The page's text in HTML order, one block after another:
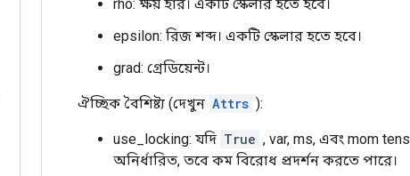
rho: ক্ষয় হার। একটি স্কেলার হতে হবে।
epsilon: রিজ শব্দ। একটি স্কেলার হতে হবে।
grad: গ্রেডিয়েন্ট।
ঐচ্ছিক বৈশিষ্ট্য (দেখুন Attrs ):
use_locking: যদি True , var, ms, এবং mom
অনির্ধারিত, তবে কম বিরোধ প্রদর্শন করতে পারে।